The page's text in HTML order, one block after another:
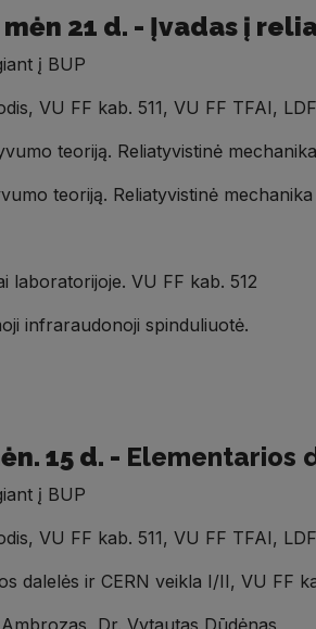
21 d. - Įvadas į
į BUP
VU FF kab. 511, VU FF TFAI,
teoriją. Reliatyvistinė
teoriją. Reliatyvistinė
laboratorijoje. VU FF kab. 512
infraraudonoji spinduliuotė.
15 d. - Elementarios
į BUP
VU FF kab. 511, VU FF TFAI,
dalelės ir CERN veikla I/II, VU FF
Dr. Vytautas Dūdėnas